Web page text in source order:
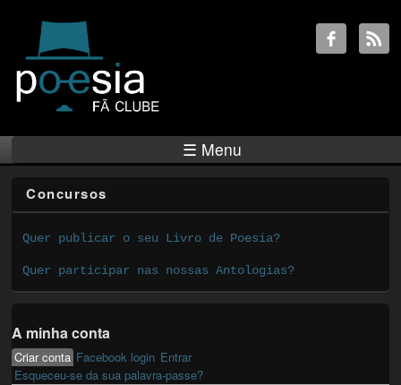
☰ Menu
Concursos
Quer publicar o seu Livro de Poesia?
Quer participar nas nossas Antologias?
A minha conta
Primary tabs
Criar conta (active tab)
Facebook login Entrar
Esqueceu-se da sua palavra-passe?